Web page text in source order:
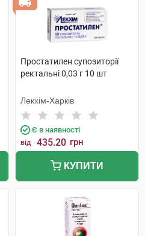
Простатилен супозиторії
ректальні 0,03 г 10 шт
Лекхім-Харків
Є в наявності
від 435.20 грн
КУПИТИ